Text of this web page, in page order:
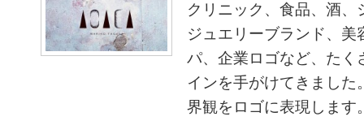
クリニック、食品、酒、
ジュエリーブランド、美
パ、企業ロゴなど、たく
インを手がけてきました
界観をロゴに表現します